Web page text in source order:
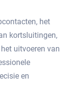
het
kortsluitingen,
uitvoeren van
en